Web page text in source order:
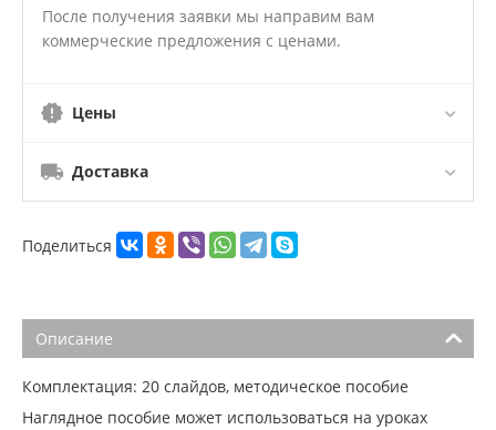
После получения заявки мы направим вам
коммерческие предложения с ценами.
Цены
Доставка
Поделиться
Описание
Комплектация: 20 слайдов, методическое пособие
Наглядное пособие может использоваться на уроках